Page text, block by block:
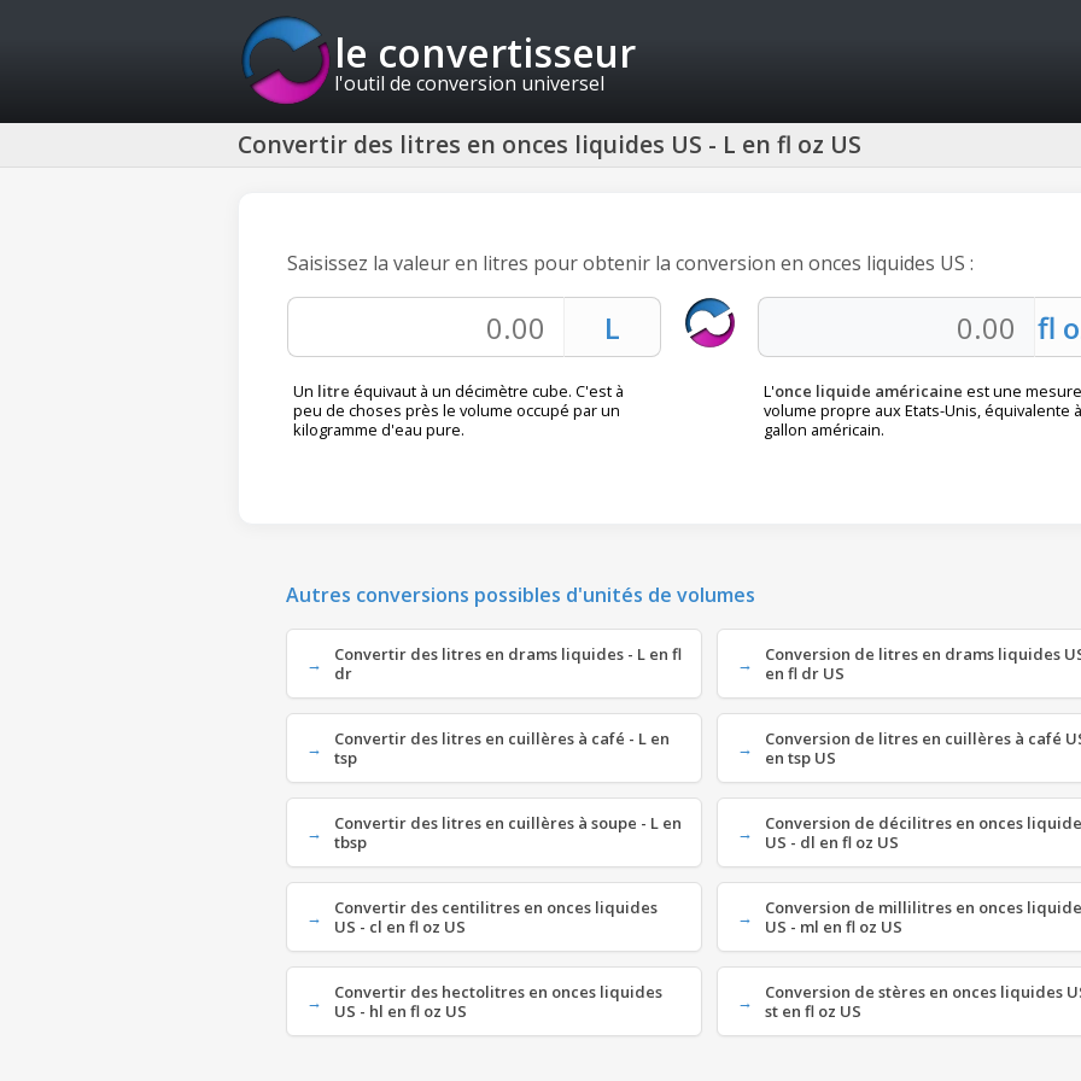
le convertisseur
l'outil de conversion universel
Convertir des litres en onces liquides US - L en fl oz US
Saisissez la valeur en litres pour obtenir la conversion en onces liquides US :
Un litre équivaut à un décimètre cube. C'est à
peu de choses près le volume occupé par un
kilogramme d'eau pure.
L'once liquide américaine est une
volume propre aux Etats-Unis, équivalente
gallon américain.
Autres conversions possibles d'unités de volumes
Convertir des litres en drams liquides - L en fl
dr
Conversion de litres en drams liquides
en fl dr US
Convertir des litres en cuillères à café - L en
tsp
Conversion de litres en cuillères à café
en tsp US
Convertir des litres en cuillères à soupe - L en
tbsp
Conversion de décilitres en onces
US - dl en fl oz US
Convertir des centilitres en onces liquides
US - cl en fl oz US
Conversion de millilitres en onces
US - ml en fl oz US
Convertir des hectolitres en onces liquides
US - hl en fl oz US
Conversion de stères en onces liquides
st en fl oz US